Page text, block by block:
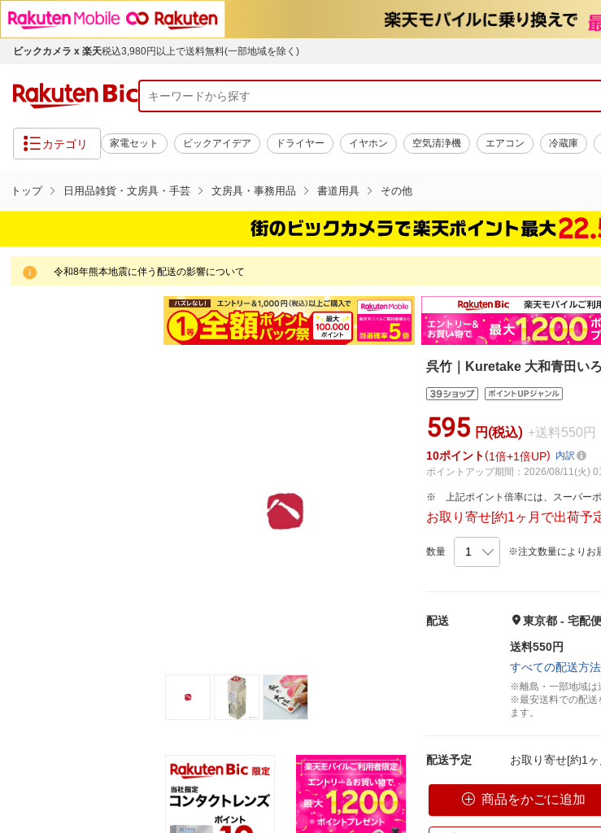
ビックカメラ x 楽天税込3,980円以上で送料無料(一部地域を除く)
カテゴリ 家電セット ビックアイデア ドライヤー イヤホン 空気清浄機 エアコン 冷蔵庫
トップ 日用品雑貨・文房具・手芸 文房具・事務用品 書道用具 その他
令和8年熊本地震に伴う配送の影響について
呉竹｜Kuretake 大和青田い
595 円(税込) +送料550円
10ポイント 1倍 1倍UP
内訳
ポイントアップ期間：2026/08/11(火)
上記ポイント倍率には、スーパー
お取り寄せ[約1ヶ月で出荷
数量 ※注文数量によりお
配送
東京都 - 宅配便
送料550円
すべての配送方
※離島・一部地域は
※最安送料での配送
ます。
配送予定 お取り寄せ[約1
商品をかごに追加